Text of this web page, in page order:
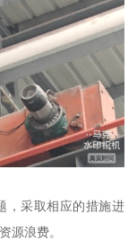
，采取相应的措施进
源浪费。